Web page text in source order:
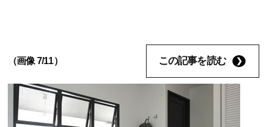
（画像 7/11） この記事を読む